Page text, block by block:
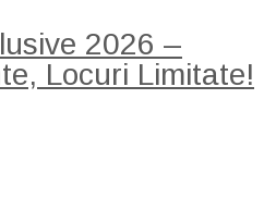
2026 –
Locuri Limitate!